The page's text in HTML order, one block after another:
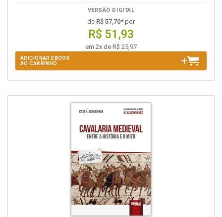
VERSÃO DIGITAL
de R$ 57,70* por
R$ 51,93
em 2x de R$ 25,97
ADICIONAR EBOOK
AO CARRINHO